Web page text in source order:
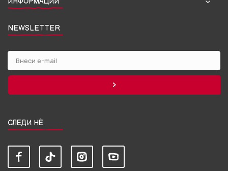
NEWSLETTER
СЛЕДИ НЀ